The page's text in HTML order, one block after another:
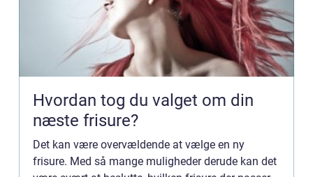
Hvordan tog du valget om din
næste frisure?
Det kan være overvældende at vælge en ny
frisure. Med så mange muligheder derude kan det